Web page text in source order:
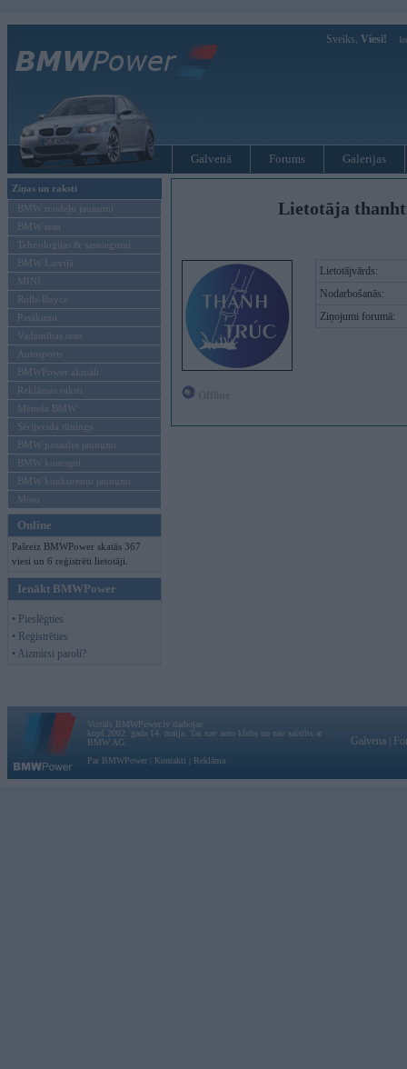
Sveiks, Viesi!
Galvenā Forums Galerijas
Ziņas un raksti
BMW modeļu jaunumi
BMW testi
Tehnoloģijas & sasniegumi
BMW Latvijā
MINI
Rolls-Royce
Pasākumi
Vadāmības tests
Autosports
BMWPower aktuāli
Reklāmas raksti
Mēneša BMW
Sērijveida tūnings
BMW pasaules jaunumi
BMW koncepti
BMW konkurentu jaunumi
Moto
Online
Pašreiz BMWPower skatās 367
viesi un 6 reģistrēti lietotāji.
Ienākt BMWPower
• Pieslēgties
• Reģistrēties
• Aizmirsi paroli?
Lietotāja
Lietotājvārds:
Nodarbošanās:
Ziņojumi forumā:
Vortāls BMWPower.lv darbojas
kopš 2002. gada 14. maija. Tas nav auto klubs un nav saistīts ar
BMW AG.
Par BMWPower
Kontakti Reklāma
Galvena